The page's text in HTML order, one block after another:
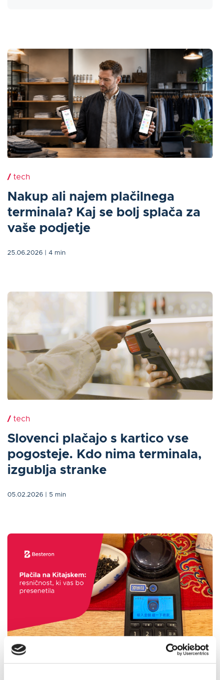
/ tech
Nakup ali najem plačilnega
terminala? Kaj se bolj splača za
vaše podjetje
25.06.2026 | 4 min
/ tech
Slovenci plačajo s kartico vse
pogosteje. Kdo nima terminala,
izgublja stranke
05.02.2026 | 5 min